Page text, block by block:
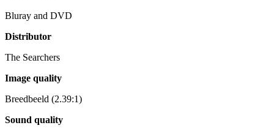
Bluray and DVD
Distributor
The Searchers
Image quality
Breedbeeld (2.39:1)
Sound quality